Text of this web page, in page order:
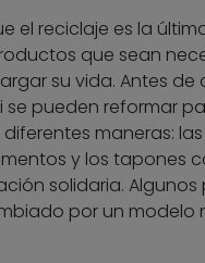
el reciclaje es la
que sean
su vida. Antes
pueden reformar
maneras:
y los tapones
solidaria.
por un modelo